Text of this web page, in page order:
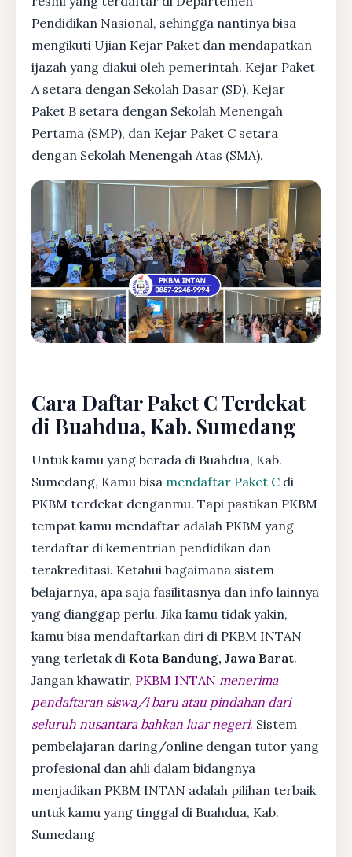
Pendidikan Nasional, sehingga nantinya bisa
mengikuti Ujian Kejar Paket dan mendapatkan
ijazah yang diakui oleh pemerintah. Kejar Paket
A setara dengan Sekolah Dasar (SD), Kejar
Paket B setara dengan Sekolah Menengah
Pertama (SMP), dan Kejar Paket C setara
dengan Sekolah Menengah Atas (SMA).
Cara Daftar Paket C Terdekat
di Buahdua, Kab. Sumedang
Untuk kamu yang berada di Buahdua, Kab.
Sumedang, Kamu bisa mendaftar Paket C di
PKBM terdekat denganmu. Tapi pastikan PKBM
tempat kamu mendaftar adalah PKBM yang
terdaftar di kementrian pendidikan dan
terakreditasi. Ketahui bagaimana sistem
belajarnya, apa saja fasilitasnya dan info lainnya
yang dianggap perlu. Jika kamu tidak yakin,
kamu bisa mendaftarkan diri di PKBM INTAN
yang terletak di Kota Bandung, Jawa Barat.
Jangan khawatir, PKBM INTAN menerima
pendaftaran siswa/i baru atau pindahan dari
seluruh nusantara bahkan luar negeri. Sistem
pembelajaran daring/online dengan tutor yang
profesional dan ahli dalam bidangnya
menjadikan PKBM INTAN adalah pilihan terbaik
untuk kamu yang tinggal di Buahdua, Kab.
Sumedang